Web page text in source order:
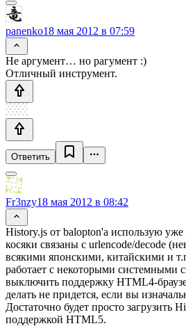
panenko18 мая 2012 в 07:59
Не аргумент… но рагумент :)
Отличный инструмент.
Ответить
Fr3nzy18 мая 2012 в 08:42
History.js от balopton'а использую
косяки связаны с urlencode/decode
всякими японскими, китайскими и
работает с некоторыми системными
выключить поддержку HTML4-
делать не придется, если вы
Достаточно будет просто загрузить
поддержкой HTML5.